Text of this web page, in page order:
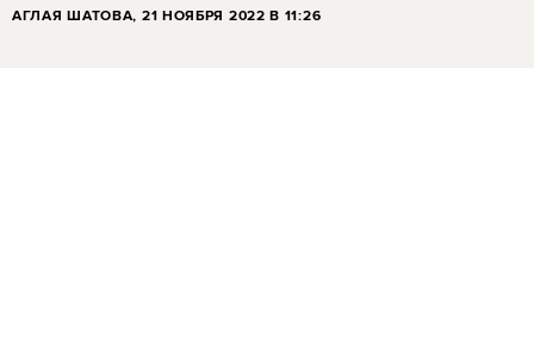
АГЛАЯ ШАТОВА, 21 НОЯБРЯ 2022 В 11:26